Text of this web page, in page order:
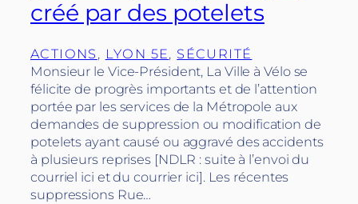
créé par des potelets
ACTIONS , LYON 5E, SÉCURITÉ
Monsieur le Vice-Président, La Ville à Vélo se
félicite de progrès importants et de l’attention
portée par les services de la Métropole aux
demandes de suppression ou modification de
potelets ayant causé ou aggravé des accidents
à plusieurs reprises [NDLR : suite à l’envoi du
courriel ici et du courrier ici]. Les récentes
suppressions Rue…